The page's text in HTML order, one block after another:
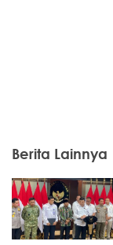
Berita Lainnya